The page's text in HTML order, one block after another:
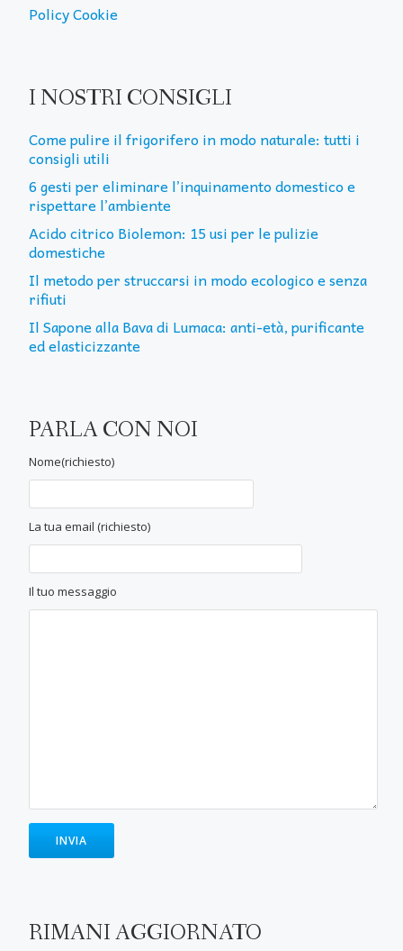
Policy Cookie
I NOSTRI CONSIGLI
Come pulire il frigorifero in modo naturale: tutti i
consigli utili
6 gesti per eliminare l’inquinamento domestico e
rispettare l’ambiente
Acido citrico Biolemon: 15 usi per le pulizie
domestiche
Il metodo per struccarsi in modo ecologico e senza
rifiuti
Il Sapone alla Bava di Lumaca: anti-età, purificante
ed elasticizzante
PARLA CON NOI
Nome(richiesto)
La tua email (richiesto)
Il tuo messaggio
RIMANI AGGIORNATO